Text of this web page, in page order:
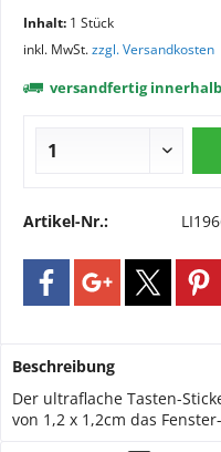
Inhalt: 1 Stück
inkl. MwSt.zzgl. Versandkosten
versandfertig innerhalb
Artikel-Nr.:
Beschreibung
Der ultraflache Tasten-
von 1,2 x 1,2cm das